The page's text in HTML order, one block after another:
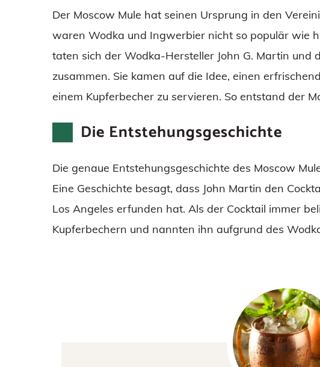
Der Moscow Mule hat seinen Ursprung in den
waren Wodka und Ingwerbier nicht so populär wie
taten sich der Wodka-Hersteller John G. Martin und
zusammen. Sie kamen auf die Idee, einen
einem Kupferbecher zu servieren. So entstand der
Die Entstehungsgeschichte
Die genaue Entstehungsgeschichte des Moscow
Eine Geschichte besagt, dass John Martin den
Los Angeles erfunden hat. Als der Cocktail immer
Kupferbechern und nannten ihn aufgrund des